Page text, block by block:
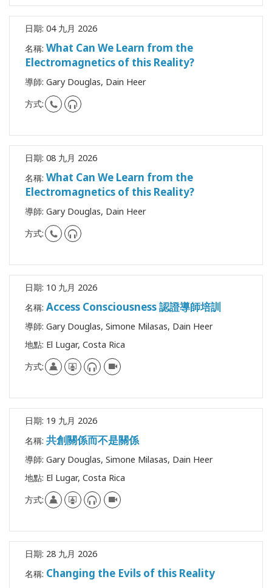
日期: 04 九月 2026
名稱: What Can We Learn from the
Electromagnetics of this Reality?
導師: Gary Douglas, Dain Heer
方式:
日期: 08 九月 2026
名稱: What Can We Learn from the
Electromagnetics of this Reality?
導師: Gary Douglas, Dain Heer
方式:
日期: 10 九月 2026
名稱: Access Consciousness 認證導師培訓
導師: Gary Douglas, Simone Milasas, Dain Heer
地點: El Lugar, Costa Rica
方式:
日期: 19 九月 2026
名稱: 共創關係而不是關係
導師: Gary Douglas, Simone Milasas, Dain Heer
地點: El Lugar, Costa Rica
方式:
日期: 28 九月 2026
名稱: Changing the Evils of this Reality